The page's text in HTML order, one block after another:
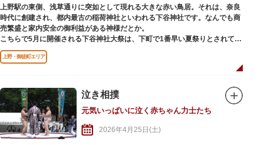
上野駅の東側、浅草通りに突如として現れる大きな赤い鳥居。それは、奈良
時代に創建され、都内最古の稲荷神社といわれる下谷神社です。なんでも商
売繁盛と家内安全の御利益がある神様だとか。
こちらで5月に開催される下谷神社大祭は、下町で1番早い夏祭りとされてお
り、1,000年以上の歴史を誇ります。本社神輿の渡御が行われる「本祭り」
と町会神輿の渡御が行われる「陰祭り」が隔年おきに行われ、威勢のいい担
ぎ手のかけ声と担ぎ手を鼓舞する見物客の手拍子が辺りに響き渡ります。本
高さ3m超の大神輿が、担ぎ手の群衆のボルテージをさらに高め、会場は熱
気と興奮に包まれます。
また、下谷神社の周辺には、グルメや遊びを楽しめる露店が多く立ち並ぶた
め、小腹を満たしたり遊びながら祭りを満喫できるのも嬉しいポイントで
す。
上野・御徒町エリア
泣き相撲
元気いっぱいに泣く赤ちゃん力士たち
2026年4月25日(土)